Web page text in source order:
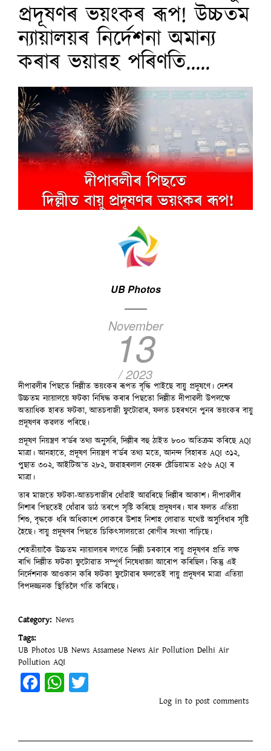
প্ৰদূষণৰ ভয়ংকৰ ৰূপ! উচ্চতম
ন্যায়ালয়ৰ নিৰ্দেশনা অমান্য
কৰাৰ ভয়াৱহ পৰিণতি.....
UB Photos
November
13
/ 2023
দীপাৱলীৰ পিছতে দিল্লীত ভয়ংকৰ ৰূপত বৃদ্ধি পাইছে বায়ু প্ৰদূষণে। দেশৰ
উচ্চতম ন্যায়ালয়ে ফটকা নিষিদ্ধ কৰাৰ পিছতো দিল্লীত দীপাৱলী উপলক্ষে
অত্যাধিক হাৰত ফটকা, আতচবাজী ফুটোৱাৰ, ফলত চহৰখনে পুনৰ ভয়ংকৰ বায়ু
প্ৰদূষণৰ কৱলত পৰিছে।
প্ৰদূষণ নিয়ন্ত্ৰণ ব’ৰ্ডৰ তথ্য অনুসৰি, দিল্লীৰ বহু ঠাইত ৮০০ অতিক্ৰম কৰিছে AQI
মাত্ৰা। আনহাতে, প্ৰদূষণ নিয়ন্ত্ৰণ ব’ৰ্ডৰ তথ্য মতে, আনন্দ বিহাৰত AQI ৩১২,
পুছাত ৩০২, আইটিঅ’ত ২৮২, জৱাহৰলাল নেহৰু ষ্টেডিয়ামত ২৫৬ AQI ৰ
মাত্ৰা।
তাৰ মাজতে ফটকা-আতচবাজীৰ ধোঁৱাই আৱৰিছে দিল্লীৰ আকাশ। দীপাৱলীৰ
নিশাৰ পিছতেই ধোঁৱাৰ ডাঠ তৰপে সৃষ্টি কৰিছে প্ৰদূষণৰ। যাৰ ফলত এতিয়া
শিশু, বৃদ্ধকে ধৰি অধিকাংশ লোকৰে উশাহ নিশাহ লোৱাত যথেষ্ট অসুবিধাৰ সৃষ্টি
হৈছে। বায়ু প্ৰদূষণৰ পিছতে চিকিৎসালয়তো ৰোগীৰ সংখ্যা বাঢ়িছে।
শেহতীয়াকৈ উচ্চতম ন্যায়ালয়ৰ লগতে দিল্লী চৰকাৰে বায়ু প্ৰদূষণৰ প্ৰতি লক্ষ
ৰাখি দিল্লীত ফটকা ফুটোৱাত সম্পূৰ্ণ নিষেধাজ্ঞা আৰোপ কৰিছিল। কিন্তু এই
নিৰ্দেশনাক আওকান কৰি ফটকা ফুটোৱাৰ ফলতেই বায়ু প্ৰদূষণৰ মাত্ৰা এতিয়া
বিপদজ্জনক স্থিতিলৈ গতি কৰিছে।
Category News
Tags
UB Photos UB News Assamese News Air Pollution Delhi Air
Pollution AQI
Facebook
WhatsApp
Log in to post comments